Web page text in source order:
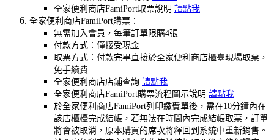
全家便利商店FamiPort取票說明 請點我
全家便利商店FamiPort購票：
無需加入會員，每筆訂單限購4張
付款方式：僅接受現金
取票方式：付款完畢直接於全家便利商店櫃臺現場取票，
免手續費
全家便利商店店鋪查詢 請點我
全家便利商店FamiPort購票流程圖示說明 請點我
於全家便利商店FamiPort列印繳費單後，需在10分鐘內在
該店櫃檯完成結帳，若無法在時間內完成結帳取票，訂單
將會被取消，原本購買的席次將釋回到系統中重新銷售。